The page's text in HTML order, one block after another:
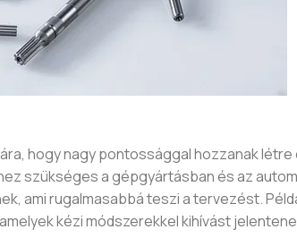
hogy nagy pontossággal hozzanak
szükséges a gépgyártásban és az
ami rugalmasabbá teszi a tervezést.
kézi módszerekkel kihívást